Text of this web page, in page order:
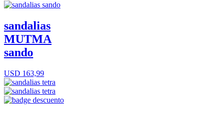
sandalias
MUTMA
sando
USD 163,99